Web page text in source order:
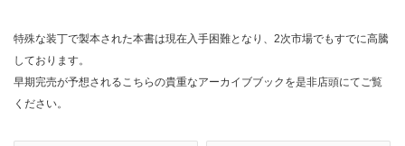
特殊な装丁で製本された本書は現在入手困難となり、2次市場でもすでに高騰
しております。
早期完売が予想されるこちらの貴重なアーカイブブックを是非店頭にてご覧
ください。